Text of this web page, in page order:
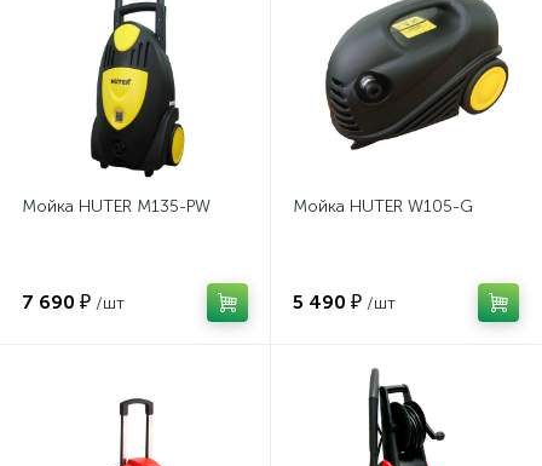
Мойка HUTER M135-РW
7 690 ₽ /шт
Мойка HUTER W105-G
5 490 ₽ /шт